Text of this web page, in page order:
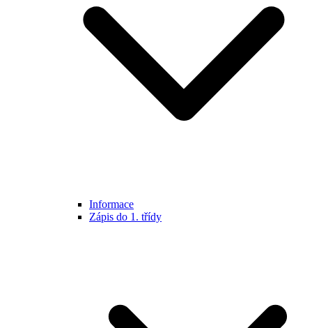
Informace
Zápis do 1. třídy